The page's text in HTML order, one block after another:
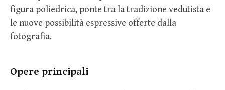
figura poliedrica, ponte tra la tradizione vedutista e
le nuove possibilità espressive offerte dalla
fotografia.
Opere principali